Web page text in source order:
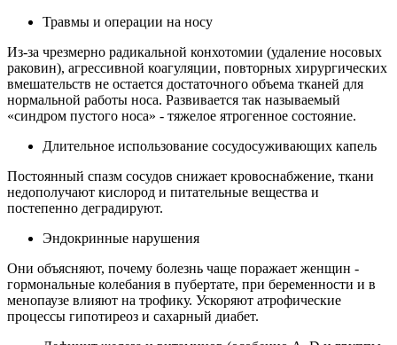
Травмы и операции на носу
Из-за чрезмерно радикальной конхотомии (удаление носовых
раковин), агрессивной коагуляции, повторных хирургических
вмешательств не остается достаточного объема тканей для
нормальной работы носа. Развивается так называемый
«синдром пустого носа» - тяжелое ятрогенное состояние.
Длительное использование сосудосуживающих капель
Постоянный спазм сосудов снижает кровоснабжение, ткани
недополучают кислород и питательные вещества и
постепенно деградируют.
Эндокринные нарушения
Они объясняют, почему болезнь чаще поражает женщин -
гормональные колебания в пубертате, при беременности и в
менопаузе влияют на трофику. Ускоряют атрофические
процессы гипотиреоз и сахарный диабет.